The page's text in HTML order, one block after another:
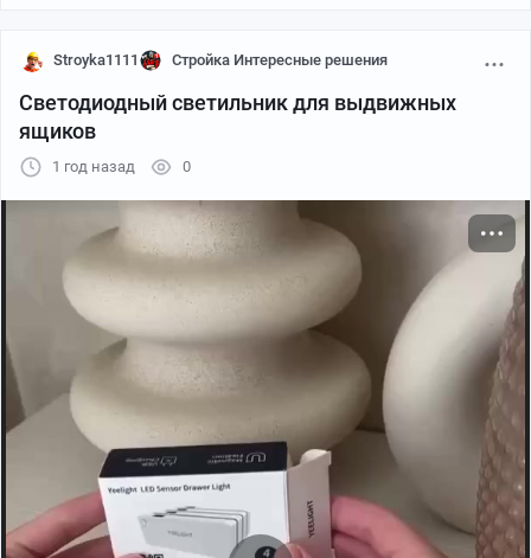
Stroyka1111 Стройка Интересные решения
Светодиодный светильник для выдвижных
ящиков
1 год назад 0